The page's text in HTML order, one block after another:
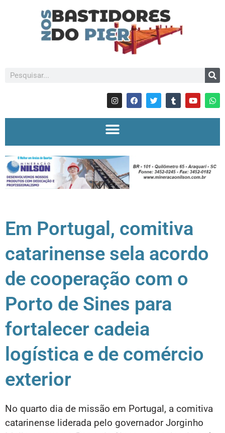
Em Portugal, comitiva
catarinense sela acordo
de cooperação com o
Porto de Sines para
fortalecer cadeia
logística e de comércio
exterior
No quarto dia de missão em Portugal, a comitiva
catarinense liderada pelo governador Jorginho